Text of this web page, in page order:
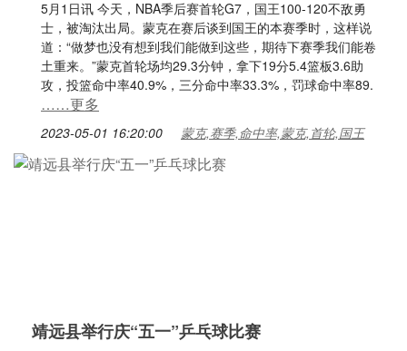
5月1日讯 今天，NBA季后赛首轮G7，国王100-120不敌勇
士，被淘汰出局。蒙克在赛后谈到国王的本赛季时，这样说
道：“做梦也没有想到我们能做到这些，期待下赛季我们能卷
土重来。”蒙克首轮场均29.3分钟，拿下19分5.4篮板3.6助
攻，投篮命中率40.9%，三分命中率33.3%，罚球命中率89.
……更多
2023-05-01 16:20:00 蒙克,赛季,命中率,蒙克,首轮,国王
靖远县举行庆“五一”乒乓球比赛